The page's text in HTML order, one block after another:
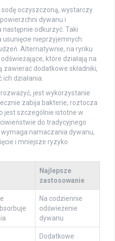
oczyszczoną, wystarczy
dywanu i
odkurzyć. Taki
usunięcie nieprzyjemnych
Alternatywnie, na rynku
które działają na
zawierać dodatkowe składniki,
działania.
jest wykorzystanie
zabija bakterie, roztocza
jest szczególnie istotne w
do tradycyjnego
namaczania dywanu,
i mniejsze ryzyko
Najlepsze
zastosowanie
Na codziennie
odświeżenie
dywanu
Dodatkowe